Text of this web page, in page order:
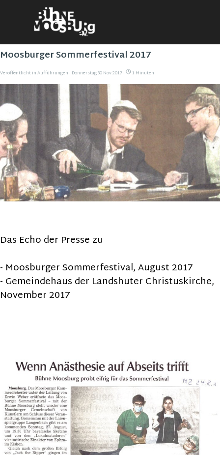
Menü überspringen
Moosburger Sommerfestival 2017
Veröffentlicht inAufführungen · Donnerstag 30 Nov 2017 · 1 Minuten
Das Echo der Presse zu
- Moosburger Sommerfestival, August 2017
- Gemeindehaus der Landshuter Christuskirche,
November 2017